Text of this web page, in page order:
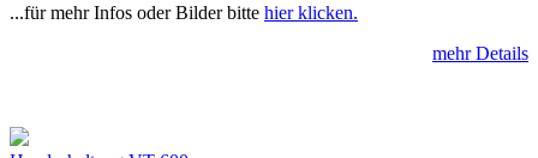
...für mehr Infos oder Bilder bitte hier klicken.
mehr Details